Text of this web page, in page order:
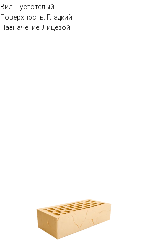
Вид: Пустотелый
Поверхность: Гладкий
Назначение: Лицевой